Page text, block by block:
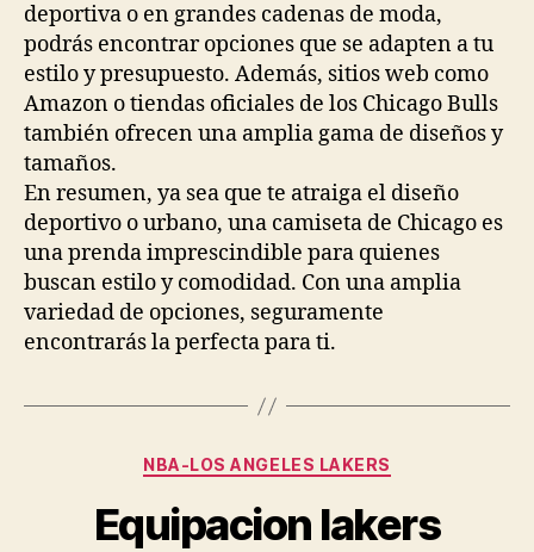
deportiva o en grandes cadenas de moda,
podrás encontrar opciones que se adapten a tu
estilo y presupuesto. Además, sitios web como
Amazon o tiendas oficiales de los Chicago Bulls
también ofrecen una amplia gama de diseños y
tamaños.
En resumen, ya sea que te atraiga el diseño
deportivo o urbano, una camiseta de Chicago es
una prenda imprescindible para quienes
buscan estilo y comodidad. Con una amplia
variedad de opciones, seguramente
encontrarás la perfecta para ti.
Categorías
NBA-LOS ANGELES LAKERS
Equipacion lakers